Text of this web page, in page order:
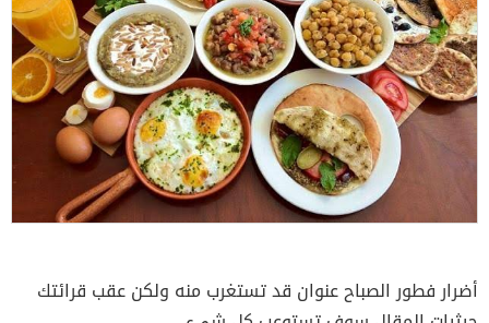
أضرار فطور الصباح عنوان قد تستغرب منه ولكن عقب قرائتك